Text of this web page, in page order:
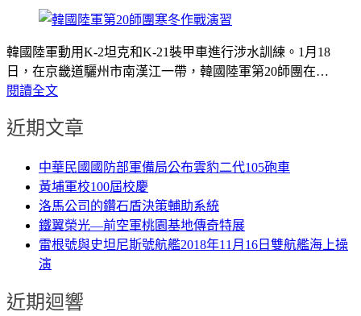
韓國陸軍動用K-2坦克和K-21裝甲車進行涉水訓練。1月18
日，在京畿道驪州市南漢江一帶，韓國陸軍第20師團在…
閱讀全文
近期文章
中華民國國防部軍備局公布雲豹二代105砲車
黃埔軍校100屆校慶
洛馬公司的鑽石盾決策輔助系統
鐵翼榮光—前空軍桃園基地傳奇特展
雷根號與史坦尼斯號航艦2018年11月16日雙航艦海上操
演
近期迴響